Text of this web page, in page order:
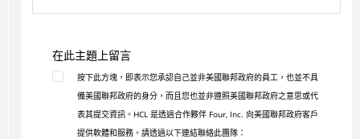
在此主題上留言
按下此方塊，即表示您承認自己並非美國聯邦政府的員工，也並不具
備美國聯邦政府的身分，而且您也並非遵照美國聯邦政府之意思或代
表其提交資訊。HCL 是透過合作夥伴 Four, Inc. 向美國聯邦政府客戶
提供軟體和服務。請透過以下連結聯絡此團隊：